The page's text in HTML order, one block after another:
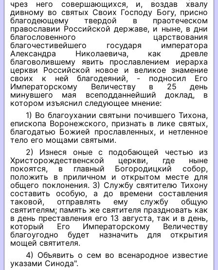
чрез него совершающихся, и, воздав хвалу
дивному во святых Своих Господу Богу, присно
благодеющему твердой в праотеческом
православии Российской державе, и ныне, в дни
благословенного царствования
благочестивейшего государя императора
Александра Николаевича, как древле
благоволившему явить прославлением иерарха
церкви Российской новое и великое знамение
своих к ней благодеяний, - подносил Его
Императорскому Величеству в 25 день
минувшего мая всеподданнейший доклад, в
котором изъяснил следующее мнение:
1) Во благоухании святыни почившего Тихона,
епископа Воронежского, признать в лике святых,
благодатью Божией прославленных, и нетленное
тело его мощами святыми.
2) Изнеся оные с подобающей честью из
Христорождественской церкви, где ныне
покоятся, в главный Богородицкий собор,
положить в приличном и открытом месте для
общего поклонения. 3) Службу святителю Тихону
составить особую, а до времени составления
таковой, отправлять ему службу общую
святителям; память же святителя праздновать как
в день преставления его 13 августа, так и в день,
который Его Императорскому Величеству
благоугодно будет назначить для открытия
мощей святителя.
4) Объявить о сем во всенародное известие
указами Синода".